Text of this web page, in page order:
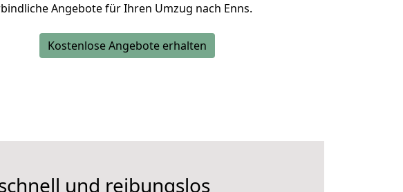
Angebote für Ihren Umzug nach Enns.
Kostenlose Angebote erhalten
und reibungslos